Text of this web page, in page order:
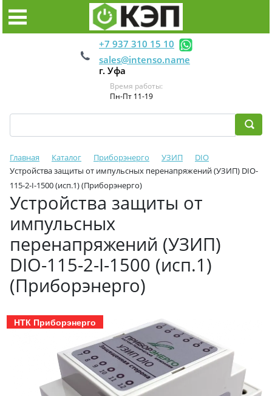
+7 937 310 15 10
sales@intenso.name
г. Уфа
Время работы:
Пн-Пт 11-19
Главная Каталог Приборэнерго УЗИП
DIO
Устройства защиты от импульсных перенапряжений (УЗИП) DIO-
115-2-I-1500 (исп.1) (Приборэнерго)
Устройства защиты от
импульсных
перенапряжений (УЗИП)
DIO-115-2-I-1500 (исп.1)
(Приборэнерго)
НТК Приборэнерго